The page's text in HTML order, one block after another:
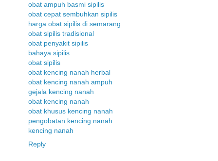
obat ampuh basmi sipilis
obat cepat sembuhkan sipilis
harga obat sipilis di semarang
obat sipilis tradisional
obat penyakit sipilis
bahaya sipilis
obat sipilis
obat kencing nanah herbal
obat kencing nanah ampuh
gejala kencing nanah
obat kencing nanah
obat khusus kencing nanah
pengobatan kencing nanah
kencing nanah
Reply